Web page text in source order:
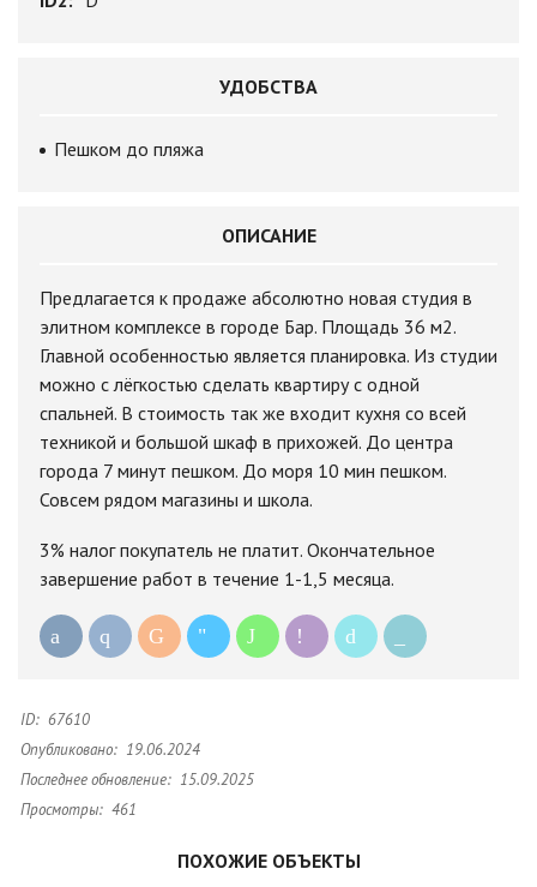
УДОБСТВА
Пешком до пляжа
ОПИСАНИЕ
Предлагается к продаже абсолютно новая студия в
элитном комплексе в городе Бар. Площадь 36 м2.
Главной особенностью является планировка. Из студии
можно с лёгкостью сделать квартиру с одной
спальней. В стоимость так же входит кухня со всей
техникой и большой шкаф в прихожей. До центра
города 7 минут пешком. До моря 10 мин пешком.
Совсем рядом магазины и школа.
3% налог покупатель не платит. Окончательное
завершение работ в течение 1-1,5 месяца.
ID: 67610
Опубликовано: 19.06.2024
Последнее обновление: 15.09.2025
Просмотры: 461
ПОХОЖИЕ ОБЪЕКТЫ